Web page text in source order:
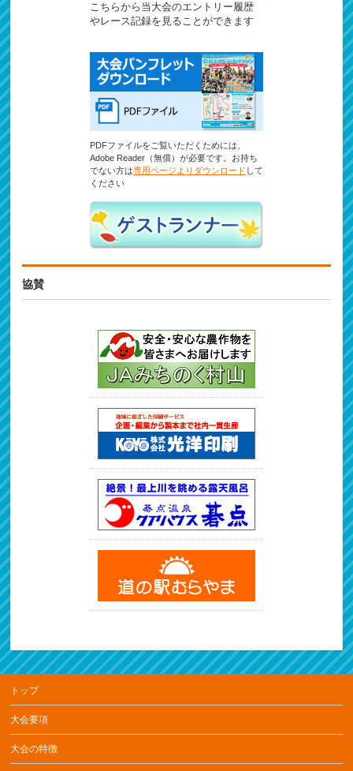
こちらから当大会のエントリー履歴
やレース記録を見ることができます
PDFファイルをご覧いただくためには、
Adobe Reader（無償）が必要です。お持ち
でない方は専用ページよりダウンロード して
ください
協賛
トップ
大会要項
大会の特徴